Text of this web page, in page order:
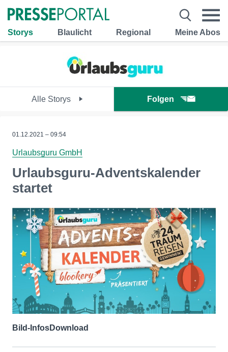
Storys Blaulicht Regional Meine Abos
Alle Storys Folgen
01.12.2021 – 09:54
Urlaubsguru GmbH
Urlaubsguru-Adventskalender
startet
Bild-InfosDownload